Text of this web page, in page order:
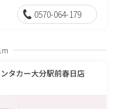
0570-064-179
タカー大分駅前春日店